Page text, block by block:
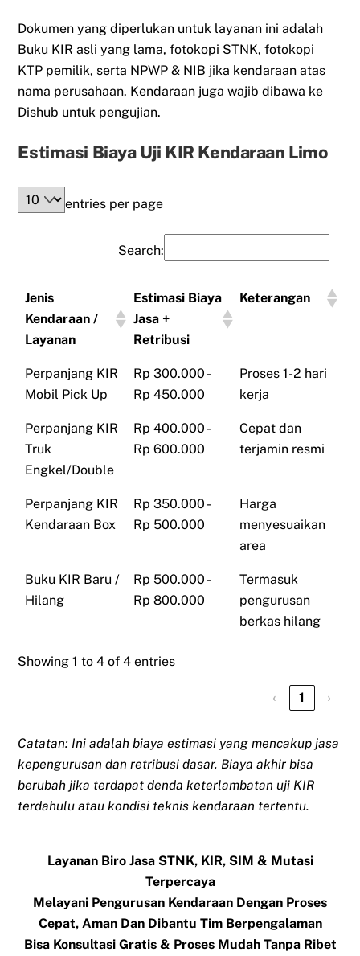
Dokumen yang diperlukan untuk layanan ini adalah
Buku KIR asli yang lama, fotokopi STNK, fotokopi
KTP pemilik, serta NPWP & NIB jika kendaraan atas
nama perusahaan. Kendaraan juga wajib dibawa ke
Dishub untuk pengujian.
Estimasi Biaya Uji KIR Kendaraan Limo
entries per page
Search:
Jenis
Kendaraan /
Layanan
Estimasi Biaya
Jasa +
Retribusi
Keterangan
Perpanjang KIR
Mobil Pick Up
Rp 300.000 -
Rp 450.000
Proses 1-2 hari
kerja
Perpanjang KIR
Truk
Engkel/Double
Rp 400.000 -
Rp 600.000
Cepat dan
terjamin resmi
Perpanjang KIR
Kendaraan Box
Rp 350.000 -
Rp 500.000
Harga
menyesuaikan
area
Buku KIR Baru /
Hilang
Rp 500.000 -
Rp 800.000
Termasuk
pengurusan
berkas hilang
Showing 1 to 4 of 4 entries
‹ 1 ›
Catatan: Ini adalah biaya estimasi yang mencakup jasa
kepengurusan dan retribusi dasar. Biaya akhir bisa
berubah jika terdapat denda keterlambatan uji KIR
terdahulu atau kondisi teknis kendaraan tertentu.
Layanan Biro Jasa STNK, KIR, SIM & Mutasi
Terpercaya
Melayani Pengurusan Kendaraan Dengan Proses
Cepat, Aman Dan Dibantu Tim Berpengalaman
Bisa Konsultasi Gratis & Proses Mudah Tanpa Ribet